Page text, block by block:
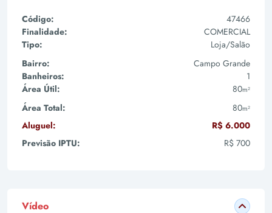
Código:
47466
Finalidade:
COMERCIAL
Tipo:
Loja/Salão
Bairro:
Campo Grande
Banheiros:
1
Área Útil:
80m²
Área Total: 80m²
Aluguel:
R$ 6.000
Previsão IPTU:
R$ 700
Vídeo